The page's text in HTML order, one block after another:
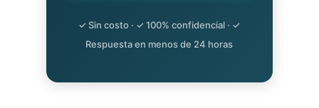
✓ Sin costo · ✓ 100% confidencial · ✓
Respuesta en menos de 24 horas